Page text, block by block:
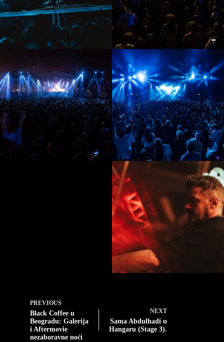
PREVIOUS
Black Coffee u
Beogradu: Galerija
i Aftermovie
nezaboravne noći
NEXT
Sama Abdulhadi u
Hangaru (Stage 3).